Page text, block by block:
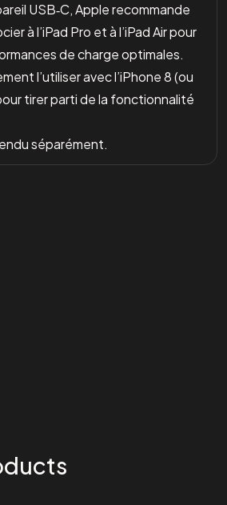
USB‑C, Apple recommande
à l’iPad Pro et à l’iPad Air pour
de charge optimales.
l’utiliser avec l’iPhone 8 (ou
tirer parti de la fonctionnalité
séparément.